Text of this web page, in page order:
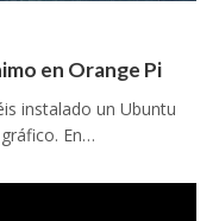
en Orange Pi
instalado un Ubuntu
En…